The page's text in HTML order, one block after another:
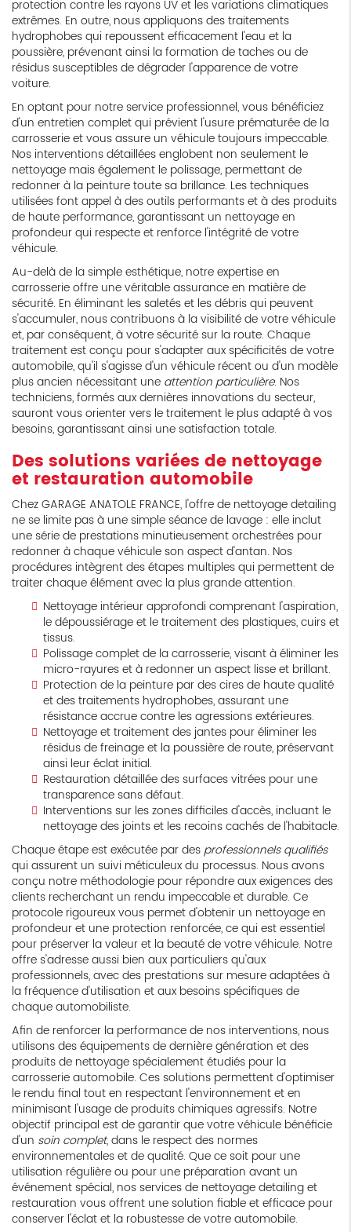
protection contre les rayons UV et les variations climatiques
extrêmes. En outre, nous appliquons des traitements
hydrophobes qui repoussent efficacement l'eau et la
poussière, prévenant ainsi la formation de taches ou de
résidus susceptibles de dégrader l'apparence de votre
voiture.
En optant pour notre service professionnel, vous bénéficiez
d'un entretien complet qui prévient l'usure prématurée de la
carrosserie et vous assure un véhicule toujours impeccable.
Nos interventions détaillées englobent non seulement le
nettoyage mais également le polissage, permettant de
redonner à la peinture toute sa brillance. Les techniques
utilisées font appel à des outils performants et à des produits
de haute performance, garantissant un nettoyage en
profondeur qui respecte et renforce l'intégrité de votre
véhicule.
Au-delà de la simple esthétique, notre expertise en
carrosserie offre une véritable assurance en matière de
sécurité. En éliminant les saletés et les débris qui peuvent
s'accumuler, nous contribuons à la visibilité de votre véhicule
et, par conséquent, à votre sécurité sur la route. Chaque
traitement est conçu pour s'adapter aux spécificités de votre
automobile, qu'il s'agisse d'un véhicule récent ou d'un modèle
plus ancien nécessitant une attention particulière. Nos
techniciens, formés aux dernières innovations du secteur,
sauront vous orienter vers le traitement le plus adapté à vos
besoins, garantissant ainsi une satisfaction totale.
Des solutions variées de nettoyage
et restauration automobile
Chez GARAGE ANATOLE FRANCE, l'offre de nettoyage detailing
ne se limite pas à une simple séance de lavage : elle inclut
une série de prestations minutieusement orchestrées pour
redonner à chaque véhicule son aspect d'antan. Nos
procédures intègrent des étapes multiples qui permettent de
traiter chaque élément avec la plus grande attention.
Nettoyage intérieur approfondi comprenant l'aspiration,
le dépoussiérage et le traitement des plastiques, cuirs et
tissus.
Polissage complet de la carrosserie, visant à éliminer les
micro-rayures et à redonner un aspect lisse et brillant.
Protection de la peinture par des cires de haute qualité
et des traitements hydrophobes, assurant une
résistance accrue contre les agressions extérieures.
Nettoyage et traitement des jantes pour éliminer les
résidus de freinage et la poussière de route, préservant
ainsi leur éclat initial.
Restauration détaillée des surfaces vitrées pour une
transparence sans défaut.
Interventions sur les zones difficiles d'accès, incluant le
nettoyage des joints et les recoins cachés de l'habitacle.
Chaque étape est exécutée par des professionnels qualifiés
qui assurent un suivi méticuleux du processus. Nous avons
conçu notre méthodologie pour répondre aux exigences des
clients recherchant un rendu impeccable et durable. Ce
protocole rigoureux vous permet d'obtenir un nettoyage en
profondeur et une protection renforcée, ce qui est essentiel
pour préserver la valeur et la beauté de votre véhicule. Notre
offre s'adresse aussi bien aux particuliers qu'aux
professionnels, avec des prestations sur mesure adaptées à
la fréquence d'utilisation et aux besoins spécifiques de
chaque automobiliste.
Afin de renforcer la performance de nos interventions, nous
utilisons des équipements de dernière génération et des
produits de nettoyage spécialement étudiés pour la
carrosserie automobile. Ces solutions permettent d'optimiser
le rendu final tout en respectant l'environnement et en
minimisant l'usage de produits chimiques agressifs. Notre
objectif principal est de garantir que votre véhicule bénéficie
d'un soin complet, dans le respect des normes
environnementales et de qualité. Que ce soit pour une
utilisation régulière ou pour une préparation avant un
événement spécial, nos services de nettoyage detailing et
restauration vous offrent une solution fiable et efficace pour
conserver l'éclat et la robustesse de votre automobile.